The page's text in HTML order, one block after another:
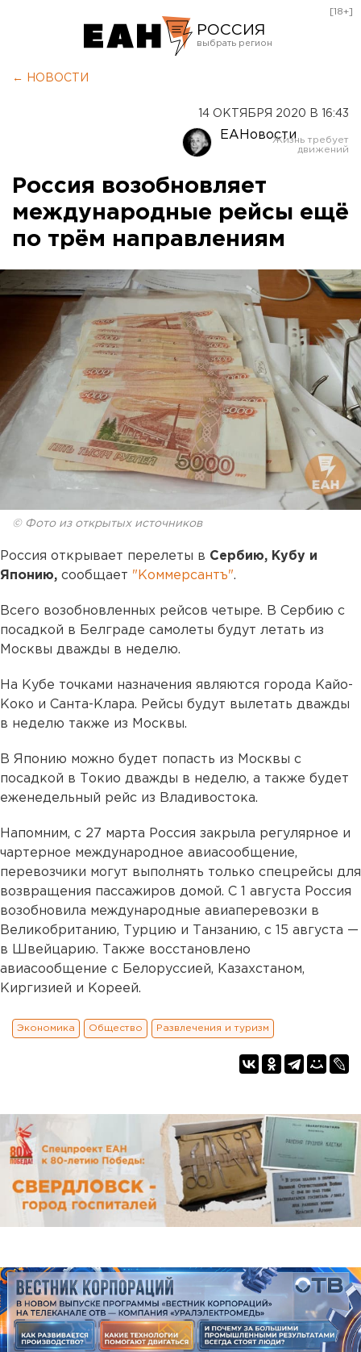
РОССИЯ
Оренбург
[18+]
← НОВОСТИ
14 ОКТЯБРЯ 2020 В 16:43
ЕАНовости
Россия возобновляет
международные рейсы ещё
по трём направлениям
© Фото из открытых источников
Россия открывает перелеты в Сербию, Кубу и
Японию, сообщает "Коммерсантъ".
Всего возобновленных рейсов четыре. В Сербию с
посадкой в Белграде самолеты будут летать из
Москвы дважды в неделю.
На Кубе точками назначения являются города Кайо-
Коко и Санта-Клара. Рейсы будут вылетать дважды
в неделю также из Москвы.
В Японию можно будет попасть из Москвы с
посадкой в Токио дважды в неделю, а также будет
еженедельный рейс из Владивостока.
Напомним, с 27 марта Россия закрыла регулярное и
чартерное международное авиасообщение,
перевозчики могут выполнять только спецрейсы для
возвращения пассажиров домой. С 1 августа Россия
возобновила международные авиаперевозки в
Великобританию, Турцию и Танзанию, с 15 августа —
в Швейцарию. Также восстановлено
авиасообщение с Белоруссией, Казахстаном,
Киргизией и Кореей.
Экономика Общество Развлечения и туризм